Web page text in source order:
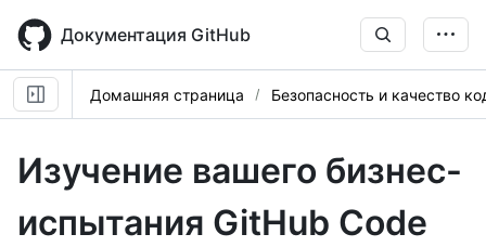
main
content
Документация GitHub
Домашняя страница Безопасность и качество
Изучение вашего бизнес-
испытания GitHub Code